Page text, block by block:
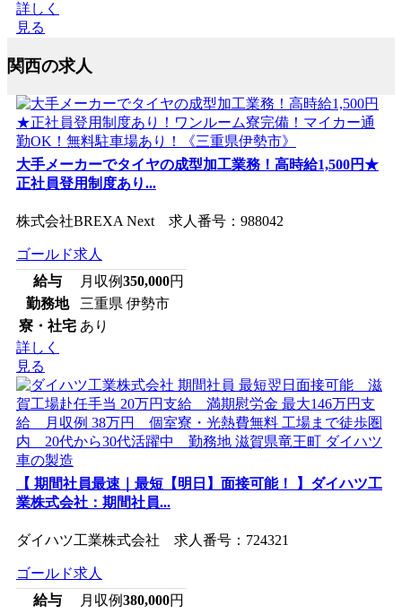
詳しく
見る
関西の求人
大手メーカーでタイヤの成型加工業務！高時給1,500円★
正社員登用制度あり...
株式会社BREXA Next 求人番号：988042
ゴールド求人
給与
月収例350,000円
勤務地
三重県 伊勢市
寮・社宅 あり
詳しく
見る
【 期間社員最速｜最短【明日】面接可能！ 】ダイハツ工
業株式会社：期間社員...
ダイハツ工業株式会社 求人番号：724321
ゴールド求人
給与
月収例380,000円